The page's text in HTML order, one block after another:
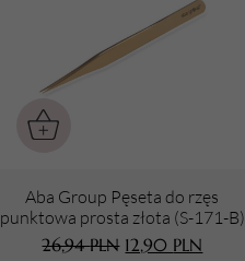
Aba Group Pęseta do rzęs
punktowa prosta złota (S-171-B)
26,94PLN 12,90 PLN